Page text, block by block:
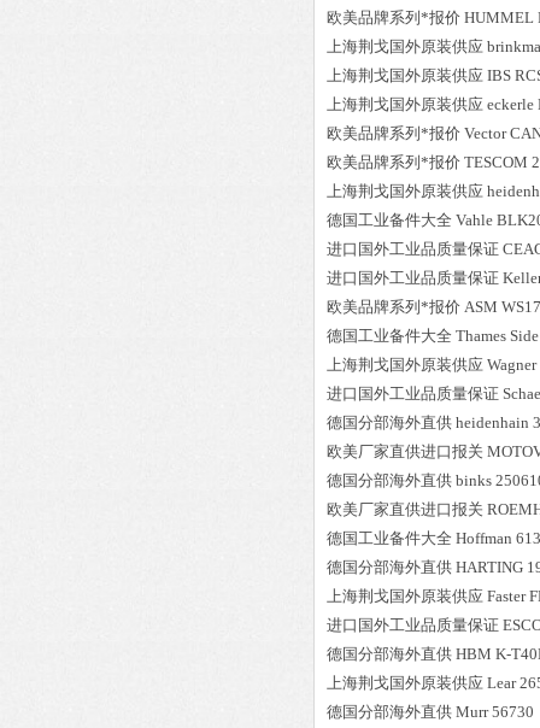
欧美品牌系列*报价 HUMMEL
上海荆戈国外原装供应
上海荆戈国外原装供应 IBS
上海荆戈国外原装供应 eckerle
欧美品牌系列*报价 Vector
欧美品牌系列*报价 TESCOM
上海荆戈国外原装供应
德国工业备件大全 Vahle
进口国外工业品质量保证
进口国外工业品质量保证
欧美品牌系列*报价 ASM
德国工业备件大全 Thames Side
上海荆戈国外原装供应 Wagner
进口国外工业品质量保证
德国分部海外直供 heidenhain
欧美厂家直供进口报关
德国分部海外直供 binks
欧美厂家直供进口报关
德国工业备件大全 Hoffman
德国分部海外直供 HARTING
上海荆戈国外原装供应 Faster
进口国外工业品质量保证
德国分部海外直供 HBM K-
上海荆戈国外原装供应 Lear
德国分部海外直供 Murr 56730